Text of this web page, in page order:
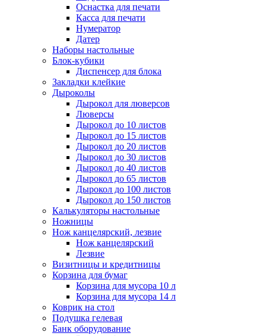
Оснастка для печати
Касса для печати
Нумератор
Датер
Наборы настольные
Блок-кубики
Диспенсер для блока
Закладки клейкие
Дыроколы
Дырокол для люверсов
Люверсы
Дырокол до 10 листов
Дырокол до 15 листов
Дырокол до 20 листов
Дырокол до 30 листов
Дырокол до 40 листов
Дырокол до 65 листов
Дырокол до 100 листов
Дырокол до 150 листов
Калькуляторы настольные
Ножницы
Нож канцелярский, лезвие
Нож канцелярский
Лезвие
Визитницы и кредитницы
Корзина для бумаг
Корзина для мусора 10 л
Корзина для мусора 14 л
Коврик на стол
Подушка гелевая
Банк оборудование